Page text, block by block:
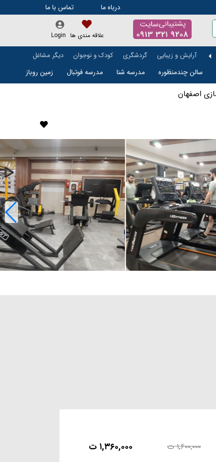
درباه ما تماس با ما
علاقه مندی ها Login
تالار و باغ تالار
غذا و نوشیدنی
آرایش و زیبایی گردشگری کودک و نوجوان
دیگر مشاغل
سالن چندمنظوره مدرسه شنا مدرسه فوتبال
زمین روباز
۱,۶۰۰,۰۰۰ ت ۱,۳۶۰,۰۰۰ ت